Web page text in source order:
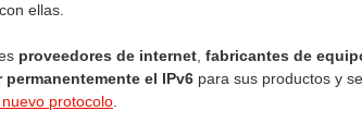
ellas.
proveedores de internet fabricantes de
permanentemente el IPv6 para sus productos y
protocolo